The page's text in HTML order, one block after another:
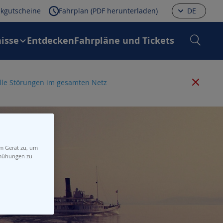
Fahrplan (PDF herunterladen) DE
EntdeckenFahrpläne und Tickets
Störungen im gesamten Netz
Gerät zu, um
zu